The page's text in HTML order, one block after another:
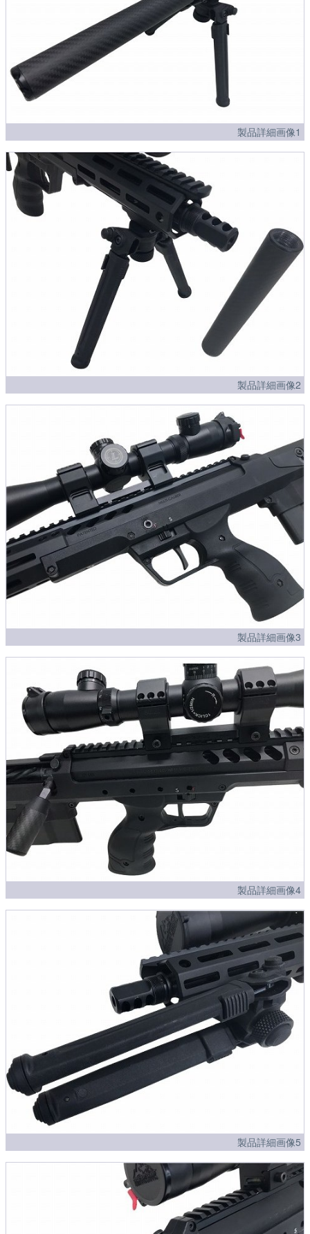
製品詳細画像1
製品詳細画像2
製品詳細画像3
製品詳細画像4
製品詳細画像5